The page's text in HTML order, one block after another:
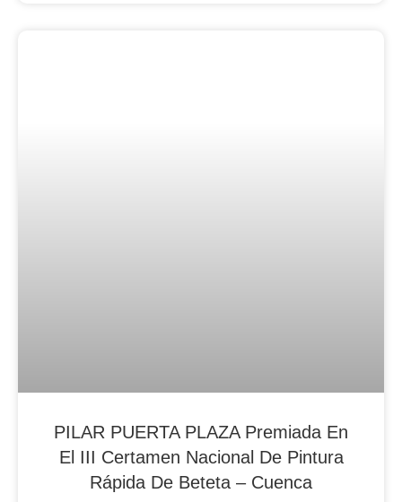
PILAR PUERTA PLAZA Premiada En
El III Certamen Nacional De Pintura
Rápida De Beteta – Cuenca